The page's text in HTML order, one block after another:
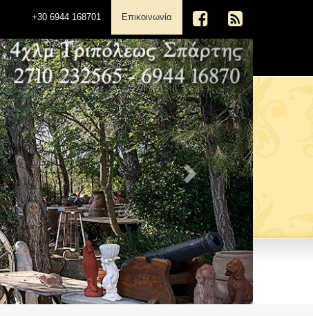
+30 6944 168701 Επικοινωνία (current)
Next